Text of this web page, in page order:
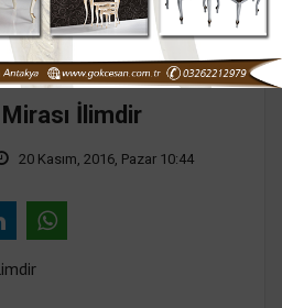
İlimdir
20 Kasım, 2016, Pazar 10:44